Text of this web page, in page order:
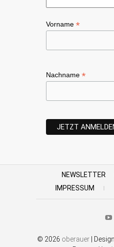
Vorname *
Nachname *
NEWSLETTER
IMPRESSUM
© 2026 oberauer|